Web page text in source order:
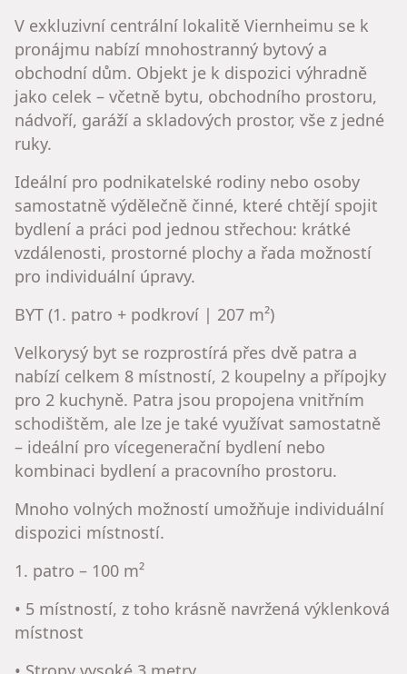
V exkluzivní centrální lokalitě Viernheimu se k
pronájmu nabízí mnohostranný bytový a
obchodní dům. Objekt je k dispozici výhradně
jako celek – včetně bytu, obchodního prostoru,
nádvoří, garáží a skladových prostor, vše z jedné
ruky.
Ideální pro podnikatelské rodiny nebo osoby
samostatně výdělečně činné, které chtějí spojit
bydlení a práci pod jednou střechou: krátké
vzdálenosti, prostorné plochy a řada možností
pro individuální úpravy.
BYT (1. patro + podkroví | 207 m²)
Velkorysý byt se rozprostírá přes dvě patra a
nabízí celkem 8 místností, 2 koupelny a přípojky
pro 2 kuchyně. Patra jsou propojena vnitřním
schodištěm, ale lze je také využívat samostatně
– ideální pro vícegenerační bydlení nebo
kombinaci bydlení a pracovního prostoru.
Mnoho volných možností umožňuje individuální
dispozici místností.
1. patro – 100 m²
• 5 místností, z toho krásně navržená výklenková
místnost